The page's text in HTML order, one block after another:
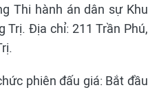
Thi hành án dân sự Khu
Trị. Địa chỉ: 211 Trần Phú,
phiên đấu giá: Bắt đầu